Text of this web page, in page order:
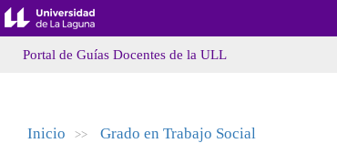
Portal de Guías Docentes de la ULL
Inicio >> Grado en Trabajo Social